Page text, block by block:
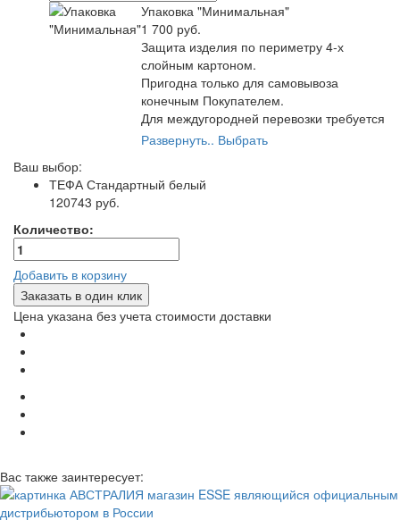
Упаковка "Минимальная"
1 700 руб.
Защита изделия по периметру 4-х
слойным картоном.
Пригодна только для самовывоза
конечным Покупателем.
Для междугородней перевозки требуется
полная упаковка от транспортной
компании.
Развернуть.. Выбрать
Ваш выбор:
ТЕФА Стандартный белый
120743 руб.
Количество:
Добавить в корзину
Заказать в один клик
Цена указана без учета стоимости доставки
Вас также заинтересует: